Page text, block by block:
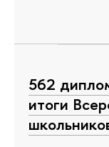
562
итоги